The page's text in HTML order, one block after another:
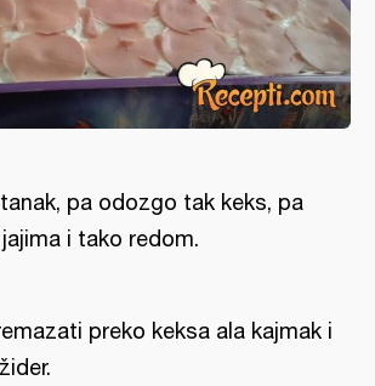
pa odozgo tak keks, pa
i tako redom.
preko keksa ala kajmak i